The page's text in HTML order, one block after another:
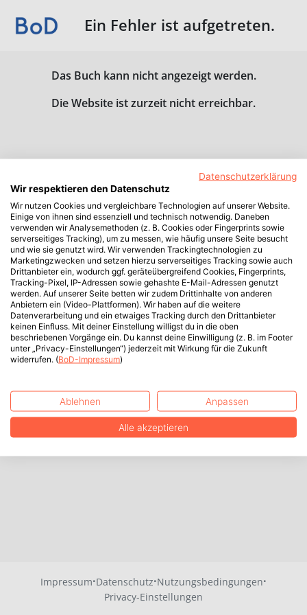
Ein Fehler ist aufgetreten.
Das Buch kann nicht angezeigt werden.
Die Website ist zurzeit nicht erreichbar.
Impressum·Datenschutz·Nutzungsbedingungen·
Privacy-Einstellungen
Datenschutzerklärung
Wir respektieren den Datenschutz
Wir nutzen Cookies und vergleichbare Technologien auf unserer Website.
Einige von ihnen sind essenziell und technisch notwendig. Daneben
verwenden wir Analysemethoden (z. B. Cookies oder Fingerprints sowie
serverseitiges Tracking), um zu messen, wie häufig unsere Seite besucht
und wie sie genutzt wird. Wir verwenden Trackingtechnologien zu
Marketingzwecken und setzen hierzu serverseitiges Tracking sowie auch
Drittanbieter ein, wodurch ggf. geräteübergreifend Cookies, Fingerprints,
Tracking-Pixel, IP-Adressen sowie gehashte E-Mail-Adressen genutzt
werden. Auf unserer Seite betten wir zudem Drittinhalte von anderen
Anbietern ein (Video-Plattformen). Wir haben auf die weitere
Datenverarbeitung und ein etwaiges Tracking durch den Drittanbieter
keinen Einfluss. Mit deiner Einstellung willigst du in die oben
beschriebenen Vorgänge ein. Du kannst deine Einwilligung (z. B. im Footer
unter „Privacy-Einstellungen“) jederzeit mit Wirkung für die Zukunft
widerrufen. (BoD-Impressum)
Ablehnen Anpassen
Alle akzeptieren